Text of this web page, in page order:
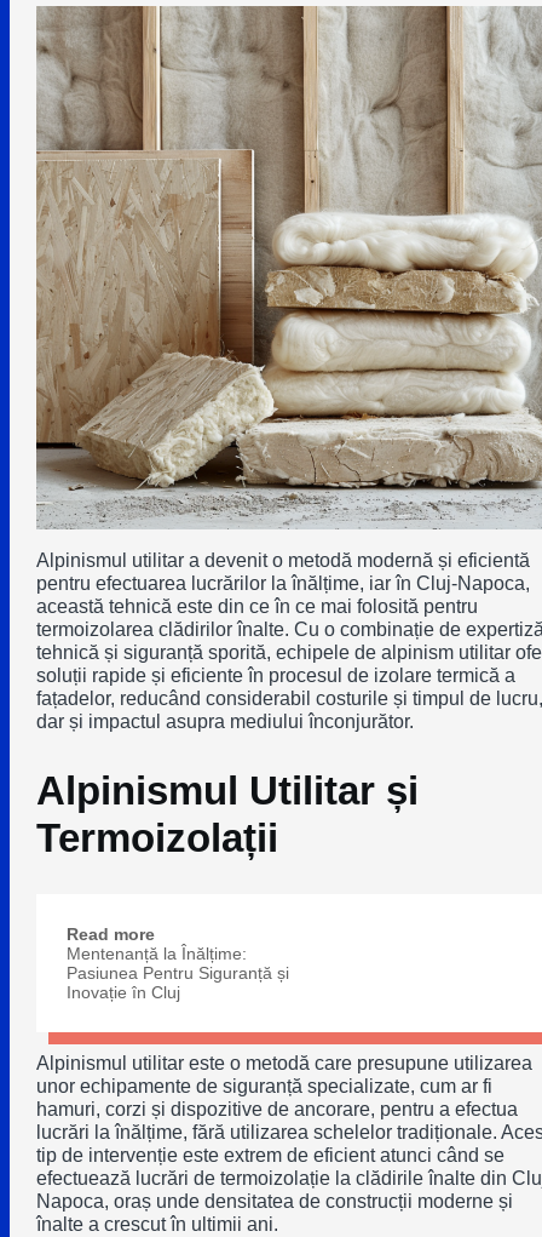
Alpinismul utilitar a devenit o metodă modernă și eficientă
pentru efectuarea lucrărilor la înălțime, iar în Cluj-Napoca,
această tehnică este din ce în ce mai folosită pentru
termoizolarea clădirilor înalte. Cu o combinație de
tehnică și siguranță sporită, echipele de alpinism utilitar
soluții rapide și eficiente în procesul de izolare termică a
fațadelor, reducând considerabil costurile și timpul de lucru,
dar și impactul asupra mediului înconjurător.
Alpinismul Utilitar și
Termoizolații
Read more
Mentenanță la Înălțime:
Pasiunea Pentru Siguranță și
Inovație în Cluj
Alpinismul utilitar este o metodă care presupune utilizarea
unor echipamente de siguranță specializate, cum ar fi
hamuri, corzi și dispozitive de ancorare, pentru a efectua
lucrări la înălțime, fără utilizarea schelelor tradiționale.
tip de intervenție este extrem de eficient atunci când se
efectuează lucrări de termoizolație la clădirile înalte din
Napoca, oraș unde densitatea de construcții moderne și
înalte a crescut în ultimii ani.